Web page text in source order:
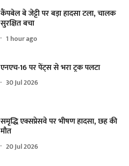
कैंपबेल बे जेट्टी पर बड़ा हादसा टला, चालक
सुरक्षित बचा
1 hour ago
एनएच-16 पर पेंट्स से भरा ट्रक पलटा
30 Jul 2026
समृद्धि एक्सप्रेसवे पर भीषण हादसा, छह की
मौत
20 Jul 2026